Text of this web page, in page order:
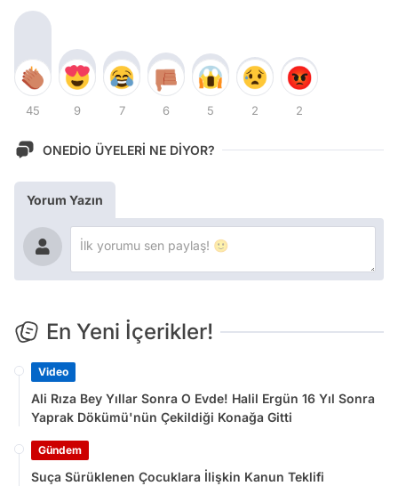
45 9 7 6 5 2 2
ONEDİO ÜYELERİ NE DİYOR?
Yorum Yazın
En Yeni İçerikler!
Video
Ali Rıza Bey Yıllar Sonra O Evde! Halil Ergün 16 Yıl Sonra
Yaprak Dökümü'nün Çekildiği Konağa Gitti
Gündem
Suça Sürüklenen Çocuklara İlişkin Kanun Teklifi